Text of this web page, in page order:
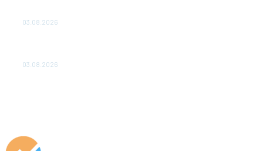
03.08.2026
03.08.2026